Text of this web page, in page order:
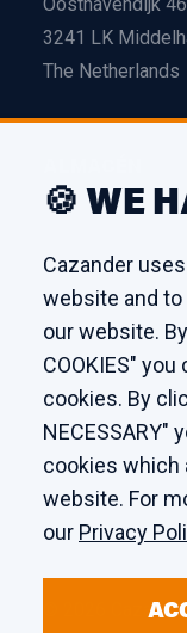
Oosthavendijk 46
3241 LK
The Netherlands
Edison 26
The Netherlands
TALLER
Kaagstraat 7
8102 GZ Raalte
The Netherlands
© 2026
🍪 WE
Cazander
website and
our website.
COOKIES"
cookies. By
NECESSARY"
cookies which
website. For
our Privacy